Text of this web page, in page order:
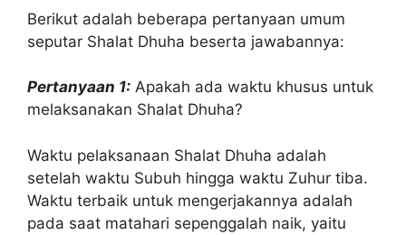
Berikut adalah beberapa pertanyaan umum
seputar Shalat Dhuha beserta jawabannya:
Pertanyaan 1: Apakah ada waktu khusus untuk
melaksanakan Shalat Dhuha?
Waktu pelaksanaan Shalat Dhuha adalah
setelah waktu Subuh hingga waktu Zuhur tiba.
Waktu terbaik untuk mengerjakannya adalah
pada saat matahari sepenggalah naik, yaitu